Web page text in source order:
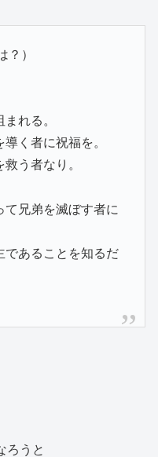
？）
れる。
く者に祝福を。
う者なり。
兄弟を滅ぼす者に
であることを知るだ
ろうと